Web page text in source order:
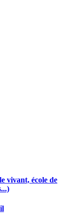
vivant, école de